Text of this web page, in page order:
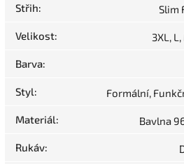
Střih: Slim
Velikost: 3XL, L,
Barva:
Styl: Formální,
Materiál: Bavlna
Rukáv: